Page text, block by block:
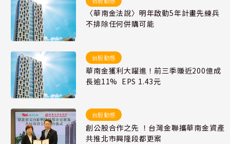
〈華南金法說〉明年啟動5年計畫先練兵
不排除任何併購可能
台股動態
華南金獲利大躍進！前三季賺近200億成
長逾11% EPS 1.43元
台股動態
創公股合作之先 ！台灣金聯攜華南金資產
共推北市興隆段都更案